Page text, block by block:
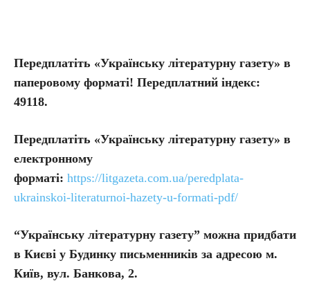
Передплатіть «Українську літературну газету» в
паперовому форматі! Передплатний індекс:
49118.
Передплатіть «Українську літературну газету» в
електронному
форматі: https://litgazeta.com.ua/peredplata-
ukrainskoi-literaturnoi-hazety-u-formati-pdf/
“Українську літературну газету” можна придбати
в Києві у Будинку письменників за адресою м.
Київ, вул. Банкова, 2.